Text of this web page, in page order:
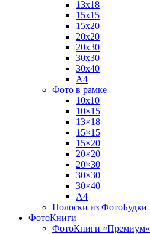
13х18
15х15
15х20
20х20
20х30
30х30
30х40
А4
Фото в рамке
10х10
10×15
13×18
15×15
15×20
20×20
20×30
30×30
30×40
A4
Полоски из ФотоБудки
ФотоКниги
ФотоКниги «Премиум»